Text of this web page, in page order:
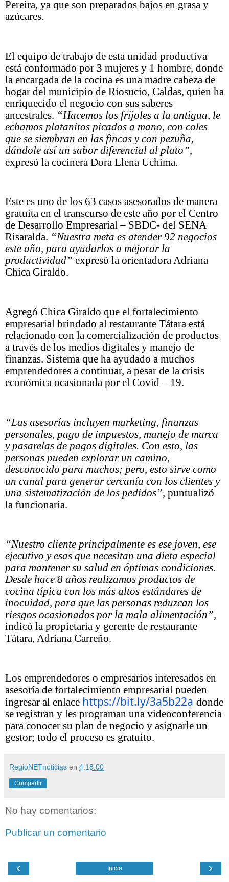
Pereira, ya que son preparados bajos en grasa y
azúcares.
El equipo de trabajo de esta unidad productiva
está conformado por 3 mujeres y 1 hombre, donde
la encargada de la cocina es una madre cabeza de
hogar del municipio de Riosucio, Caldas, quien ha
enriquecido el negocio con sus saberes
ancestrales. “Hacemos los fríjoles a la antigua, le
echamos platanitos picados a mano, con coles
que se siembran en las fincas y con pezuña,
dándole así un sabor diferencial al plato”,
expresó la cocinera Dora Elena Uchima.
Este es uno de los 63 casos asesorados de manera
gratuita en el transcurso de este año por el Centro
de Desarrollo Empresarial – SBDC- del SENA
Risaralda. “Nuestra meta es atender 92 negocios
este año, para ayudarlos a mejorar la
productividad” expresó la orientadora Adriana
Chica Giraldo.
Agregó Chica Giraldo que el fortalecimiento
empresarial brindado al restaurante Tátara está
relacionado con la comercialización de productos
a través de los medios digitales y manejo de
finanzas. Sistema que ha ayudado a muchos
emprendedores a continuar, a pesar de la crisis
económica ocasionada por el Covid – 19.
“Las asesorías incluyen marketing, finanzas
personales, pago de impuestos, manejo de marca
y pasarelas de pagos digitales. Con esto, las
personas pueden explorar un camino,
desconocido para muchos; pero, esto sirve como
un canal para generar cercanía con los clientes y
una sistematización de los pedidos”, puntualizó
la funcionaria.
“Nuestro cliente principalmente es ese joven, ese
ejecutivo y esas que necesitan una dieta especial
para mantener su salud en óptimas condiciones.
Desde hace 8 años realizamos productos de
cocina típica con los más altos estándares de
inocuidad, para que las personas reduzcan los
riesgos ocasionados por la mala alimentación”,
indicó la propietaria y gerente de restaurante
Tátara, Adriana Carreño.
Los emprendedores o empresarios interesados en
asesoría de fortalecimiento empresarial pueden
ingresar al enlace https://bit.ly/3a5b22a donde
se registran y les programan una videoconferencia
para conocer su plan de negocio y asignarle un
gestor; todo el proceso es gratuito.
RegioNETnoticias en 4:18:00
Compartir
No hay comentarios:
Publicar un comentario
‹ ›
Inicio